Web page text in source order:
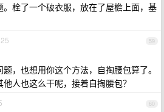
栓了一个破衣服，放在了屋檐上面，基
59
，也想用你这个方法，自掏腰包算了。
人也这么干呢，接着自掏腰包？
60